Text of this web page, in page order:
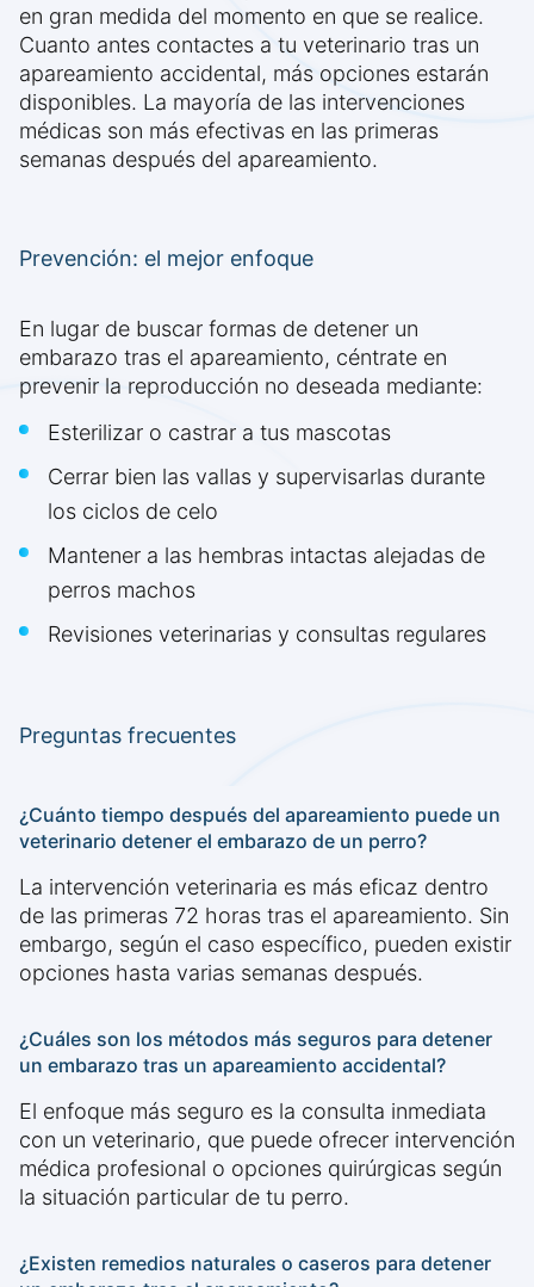
en gran medida del momento en que se realice.
Cuanto antes contactes a tu veterinario tras un
apareamiento accidental, más opciones estarán
disponibles. La mayoría de las intervenciones
médicas son más efectivas en las primeras
semanas después del apareamiento.
Prevención: el mejor enfoque
En lugar de buscar formas de detener un
embarazo tras el apareamiento, céntrate en
prevenir la reproducción no deseada mediante:
Esterilizar o castrar a tus mascotas
Cerrar bien las vallas y supervisarlas durante
los ciclos de celo
Mantener a las hembras intactas alejadas de
perros machos
Revisiones veterinarias y consultas regulares
Preguntas frecuentes
¿Cuánto tiempo después del apareamiento puede un
veterinario detener el embarazo de un perro?
La intervención veterinaria es más eficaz dentro
de las primeras 72 horas tras el apareamiento. Sin
embargo, según el caso específico, pueden existir
opciones hasta varias semanas después.
¿Cuáles son los métodos más seguros para detener
un embarazo tras un apareamiento accidental?
El enfoque más seguro es la consulta inmediata
con un veterinario, que puede ofrecer intervención
médica profesional o opciones quirúrgicas según
la situación particular de tu perro.
¿Existen remedios naturales o caseros para detener